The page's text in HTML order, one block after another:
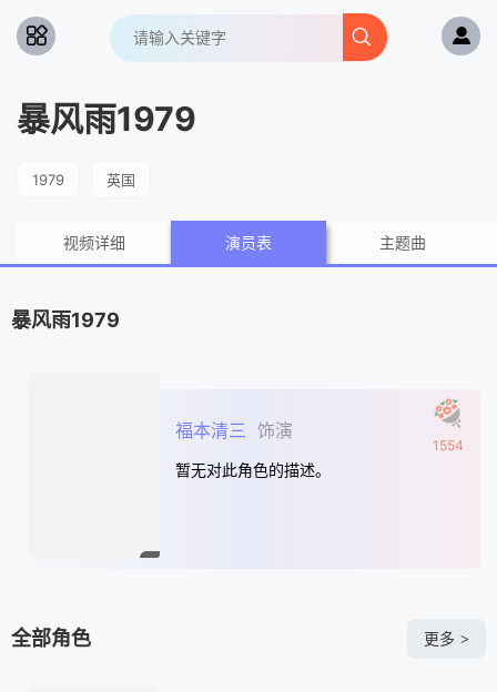
暴风雨1979
1979 英国
视频详细 演员表 主题曲
暴风雨1979
福本清三 饰演
暂无对此角色的描述。
1554
全部角色 更多 >